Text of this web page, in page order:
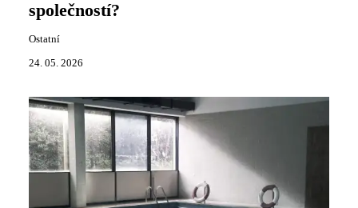
společností?
Ostatní
24. 05. 2026